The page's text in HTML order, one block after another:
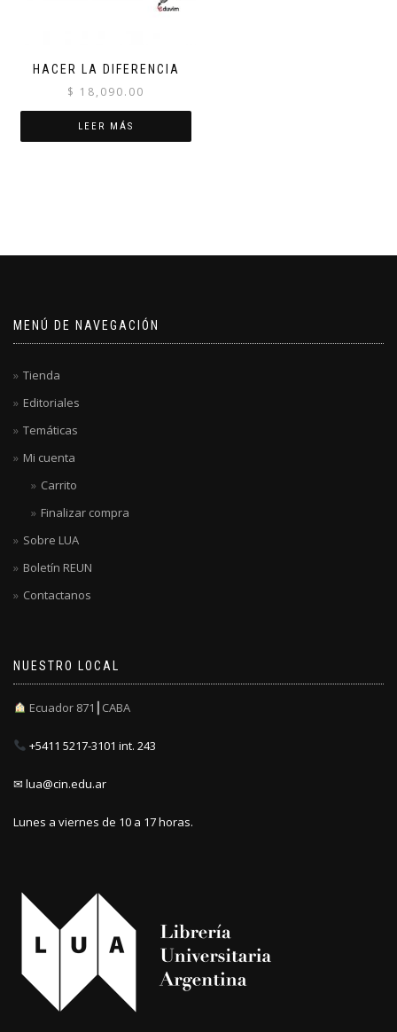
HACER LA DIFERENCIA
$ 18,090.00
LEER MÁS
MENÚ DE NAVEGACIÓN
Tienda
Editoriales
Temáticas
Mi cuenta
Carrito
Finalizar compra
Sobre LUA
Boletín REUN
Contactanos
NUESTRO LOCAL
Ecuador 871┃CABA
+5411 5217-3101 int. 243
✉ lua@cin.edu.ar
Lunes a viernes de 10 a 17 horas.